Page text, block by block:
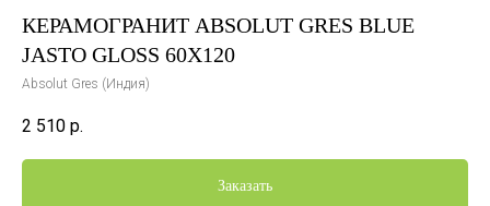
КЕРАМОГРАНИТ ABSOLUT GRES BLUE
JASTO GLOSS 60X120
Absolut Gres (Индия)
2 510 р.
Заказать